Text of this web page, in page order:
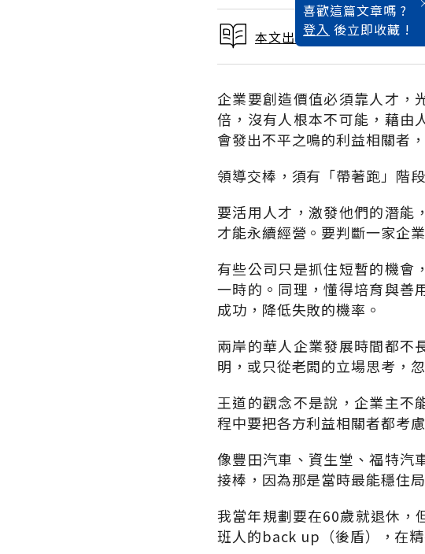
喜歡這篇文章嗎 ?
登入 後立即收藏 !
本文出自 2012 / 4月號雜誌
企業要創造價值必須靠人才，
倍，沒有人根本不可能，藉由
會發出不平之鳴的利益相關者
領導交棒，須有「帶著跑」階段
要活用人才，激發他們的潛能
才能永續經營。要判斷一家企
有些公司只是抓住短暫的機會
一時的。同理，懂得培育與善
成功，降低失敗的機率。
兩岸的華人企業發展時間都不
明，或只從老闆的立場思考，
王道的觀念不是說，企業主不
程中要把各方利益相關者都考
像豐田汽車、資生堂、福特汽
接棒，因為那是當時最能穩住
我當年規劃要在60歲就退休，
班人的back up（後盾），在